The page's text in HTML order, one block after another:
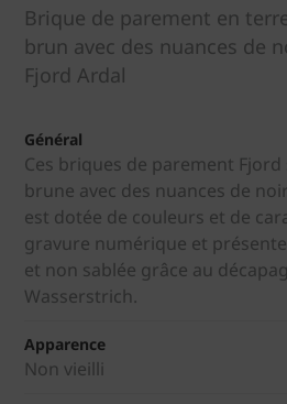
Brique de parement en
brun avec des nuances de
Fjord Ardal
Général
Ces briques de parement
brune avec des nuances de
est dotée de couleurs et de
gravure numérique et
et non sablée grâce au
Wasserstrich.
Apparence
Non vieilli